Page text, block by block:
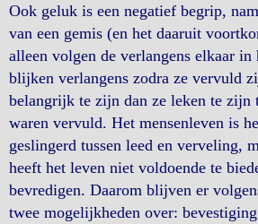
Ook geluk is een negatief begrip,
van een gemis (en het daaruit
alleen volgen de verlangens elkaar
blijken verlangens zodra ze vervuld
belangrijk te zijn dan ze leken te zijn
waren vervuld. Het mensenleven is
geslingerd tussen leed en verveling,
heeft het leven niet voldoende te
bevredigen. Daarom blijven er
twee mogelijkheden over: